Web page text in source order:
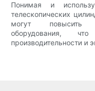
Понимая и
телескопических
могут повысить
оборудования,
производительности и